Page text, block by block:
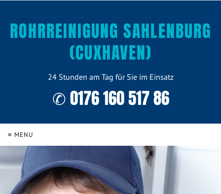
ROHRREINIGUNG SAHLENBURG
(CUXHAVEN)
24 Stunden am Tag für Sie im Einsatz
✆ 0176 160 517 86
≡ MENU